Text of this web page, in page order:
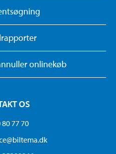
onlinekøb
OS
80 77 70